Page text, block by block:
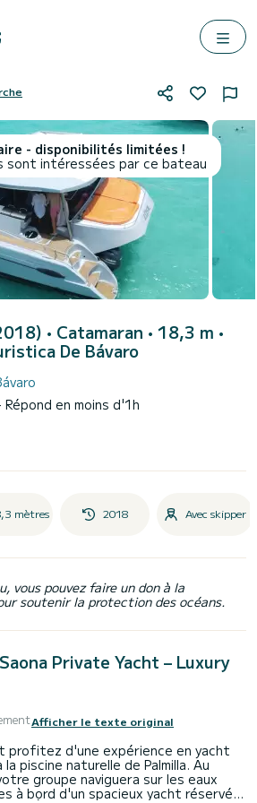
- disponibilités limitées !
sont intéressées par ce bateau
• Catamaran • 18,3 m •
De Bávaro
Répond en moins d'1h
mètres 2018 Avec skipper
vous pouvez faire un don à la
soutenir la protection des océans.
Private Yacht – Luxury
Afficher le texte original
profitez d'une expérience en yacht
piscine naturelle de Palmilla. Au
groupe naviguera sur les eaux
à bord d'un spacieux yacht réservé